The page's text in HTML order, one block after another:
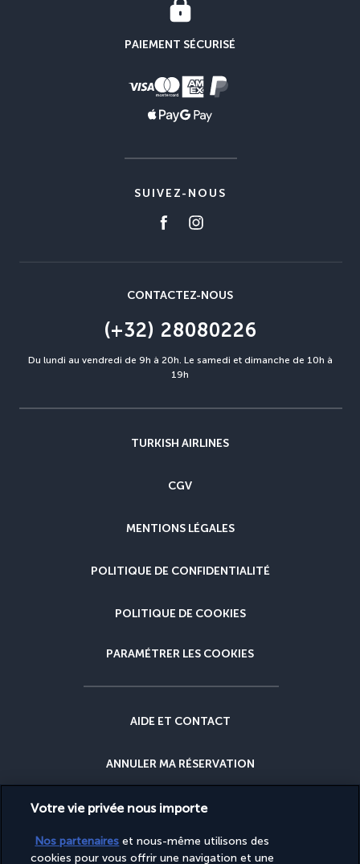
PAIEMENT SÉCURISÉ
SUIVEZ-NOUS
CONTACTEZ-NOUS
(+32) 28080226
Du lundi au vendredi de 9h à 20h. Le samedi et dimanche de 10h à
19h
TURKISH AIRLINES
CGV
MENTIONS LÉGALES
POLITIQUE DE CONFIDENTIALITÉ
POLITIQUE DE COOKIES
PARAMÉTRER LES COOKIES
AIDE ET CONTACT
ANNULER MA RÉSERVATION
GARANTIE DU MEILLEUR PRIX
GARANTIE ANNULATION
Votre vie privée nous importe
Nos partenaires et nous-même utilisons des
cookies pour vous offrir une navigation et une